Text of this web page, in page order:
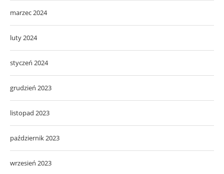
marzec 2024
luty 2024
styczeń 2024
grudzień 2023
listopad 2023
październik 2023
wrzesień 2023